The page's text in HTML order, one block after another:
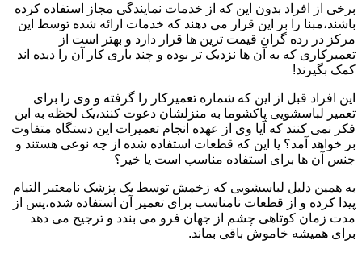
برخی از افراد بدون این که از خدمات نمایندگی مجاز استفاده کرده
باشند،مبنا را بر این قرار می دهند که خدمات ارائه شده توسط این
مرکز در رده گران قیمت ترین ها قرار دارد و بهتر است از
تعمیرکاری که به آن ها نزدیک تر بوده و چند باری کار آن را دیده اند
کمک بگیرند!
این افراد قبل از این که شماره تعمیرکار را گرفته و وی را برای
تعمیر لباسشویی پاکشوما به منزلشان دعوت کنند،یک لحظه به این
فکر نمی کنند که آیا وی از عهده انجام تعمیرات این دستگاه متفاوت
بر خواهد آمد؟ یا این که قطعات استفاده شده از چه نوعی هستند و
جنس آن ها برای استفاده مناسب است یا خیر؟
به همین دلیل لباسشویی که زخمش توسط یک پزشک نامعتبر التیام
پیدا کرده و از قطعات نامناسب برای تعمیر آن استفاده شده،پس از
مدت زمان کوتاهی چشم از جهان فرو می بندد و ترجیح می دهد
برای همیشه خاموش باقی بماند.